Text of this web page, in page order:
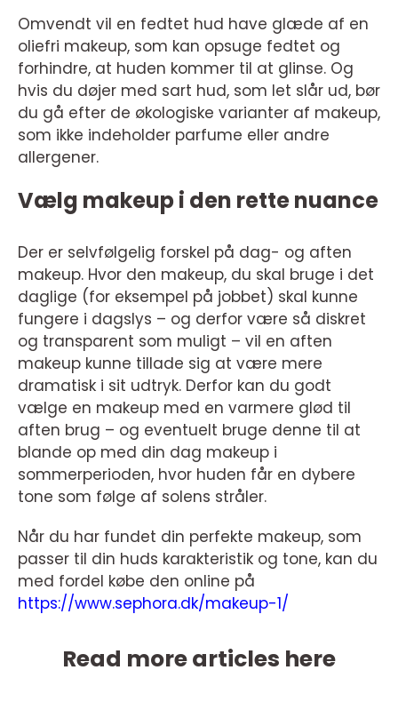
Omvendt vil en fedtet hud have glæde af en
oliefri makeup, som kan opsuge fedtet og
forhindre, at huden kommer til at glinse. Og
hvis du døjer med sart hud, som let slår ud, bør
du gå efter de økologiske varianter af makeup,
som ikke indeholder parfume eller andre
allergener.
Vælg makeup i den rette nuance
Der er selvfølgelig forskel på dag- og aften
makeup. Hvor den makeup, du skal bruge i det
daglige (for eksempel på jobbet) skal kunne
fungere i dagslys – og derfor være så diskret
og transparent som muligt – vil en aften
makeup kunne tillade sig at være mere
dramatisk i sit udtryk. Derfor kan du godt
vælge en makeup med en varmere glød til
aften brug – og eventuelt bruge denne til at
blande op med din dag makeup i
sommerperioden, hvor huden får en dybere
tone som følge af solens stråler.
Når du har fundet din perfekte makeup, som
passer til din huds karakteristik og tone, kan du
med fordel købe den online på
https://www.sephora.dk/makeup-1/
Read more articles here